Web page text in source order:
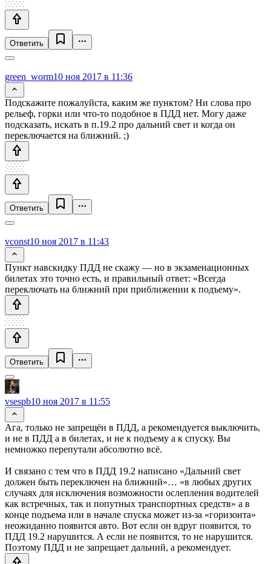
Ответить
green_worm10 ноя 2017 в 11:36
Подскажите пожалуйста, каким же пунктом? Ни слова про
рельеф, горки или что-то подобное в ПДД нет. Могу даже
подсказать, искать в п.19.2 про дальний свет и когда он
переключается на ближний. ;)
Ответить
vconst10 ноя 2017 в 11:43
Пункт навскидку ПДД не скажу — но в экзаменационных
билетах это точно есть, и правильный ответ: «Всегда
переключать на ближний при приближении к подъему».
Ответить
vsespb10 ноя 2017 в 11:55
Ага, только не запрещён в ПДД, а рекомендуется выключить,
и не в ПДД а в билетах, и не к подъему а к спуску. Вы
немножко перепутали абсолютно всё.
И связано с тем что в ПДД 19.2 написано «Дальний свет
должен быть переключен на ближний»… «в любых других
случаях для исключения возможности ослепления водителей
как встречных, так и попутных транспортных средств» а в
конце подъема или в начале спуска может из-за «горизонта»
неожиданно появится авто. Вот если он вдруг появится, то
ПДД 19.2 нарушится. А если не появится, то не нарушится.
Поэтому ПДД и не запрещает дальний, а рекомендует.